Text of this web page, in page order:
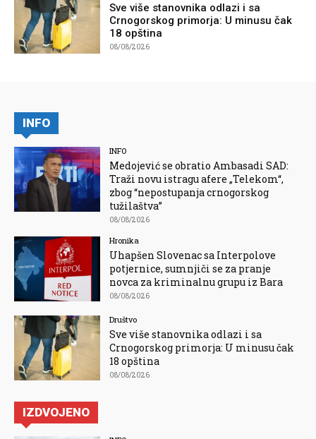
Sve više stanovnika odlazi i sa
Crnogorskog primorja: U minusu čak
18 opština
08/08/2026
INFO
INFO
Medojević se obratio Ambasadi SAD:
Traži novu istragu afere „Telekom“,
zbog “nepostupanja crnogorskog
tužilaštva”
08/08/2026
Hronika
Uhapšen Slovenac sa Interpolove
potjernice, sumnjiči se za pranje
novca za kriminalnu grupu iz Bara
08/08/2026
Društvo
Sve više stanovnika odlazi i sa
Crnogorskog primorja: U minusu čak
18 opština
08/08/2026
IZDVOJENO